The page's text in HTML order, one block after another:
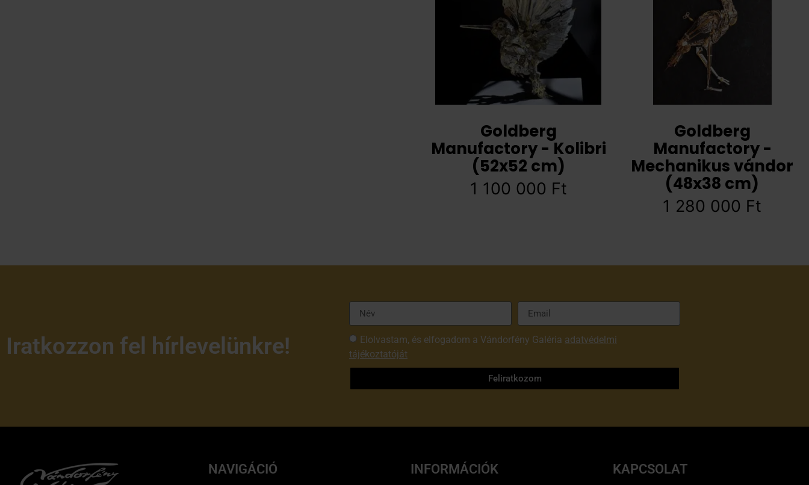
Goldberg
Manufactory - Kolibri
(52x52 cm)
1 100 000 Ft
Goldberg
Manufactory -
Mechanikus vándor
(48x38 cm)
1 280 000 Ft
Iratkozzon fel hírlevelünkre! Elolvastam, és elfogadom a Vándorfény Galéria adatvédelmi
tájékoztatóját
Feliratkozom
NAVIGÁCIÓ INFORMÁCIÓK KAPCSOLAT